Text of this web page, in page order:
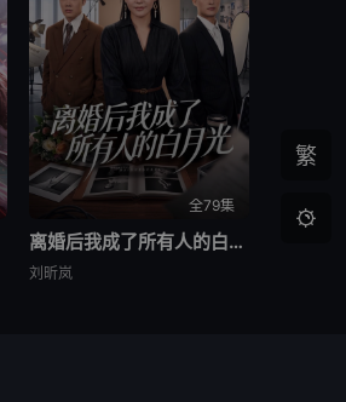
全79集
离婚后我成了所有人的白月光
刘昕岚
繁
